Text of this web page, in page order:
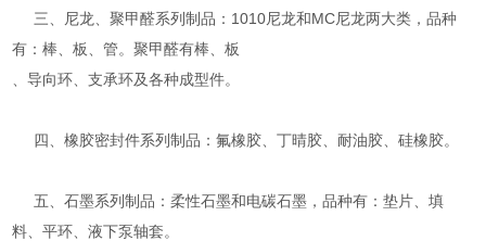
三、尼龙、聚甲醛系列制品：1010尼龙和MC尼龙两大类，品种
有：棒、板、管。聚甲醛有棒、板
、导向环、支承环及各种成型件。
四、橡胶密封件系列制品：氟橡胶、丁晴胶、耐油胶、硅橡胶。
五、石墨系列制品：柔性石墨和电碳石墨，品种有：垫片、填
料、平环、液下泵轴套。